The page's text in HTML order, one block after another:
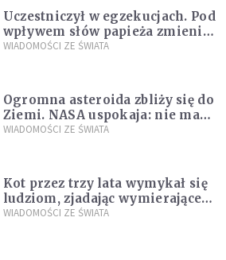
Uczestniczył w egzekucjach. Pod
wpływem słów papieża zmienił
zdanie
WIADOMOŚCI ZE ŚWIATA
Ogromna asteroida zbliży się do
Ziemi. NASA uspokaja: nie ma
zagrożenia
WIADOMOŚCI ZE ŚWIATA
Kot przez trzy lata wymykał się
ludziom, zjadając wymierające
kaczki. W końcu popełnił
WIADOMOŚCI ZE ŚWIATA